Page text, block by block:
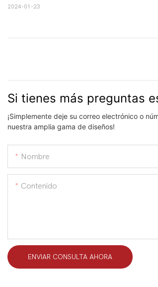
2024-01-23
Si tienes más preguntas
¡Simplemente deje su correo electrónico o
nuestra amplia gama de diseños!
Nombre
Contenido
ENVIAR CONSULTA AHORA